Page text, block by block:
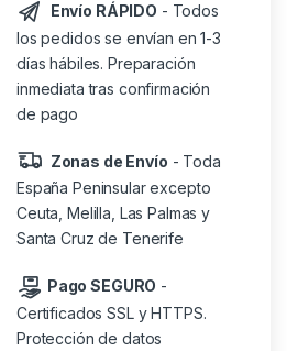
Envío RÁPIDO - Todos
los pedidos se envían en 1-3
días hábiles. Preparación
inmediata tras confirmación
de pago
Zonas de Envío - Toda
España Peninsular excepto
Ceuta, Melilla, Las Palmas y
Santa Cruz de Tenerife
Pago SEGURO -
Certificados SSL y HTTPS.
Protección de datos